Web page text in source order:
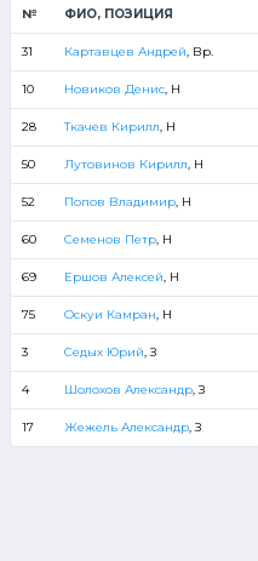
№ ФИО, ПОЗИЦИЯ
31 Картавцев Андрей, Вр.
10 Новиков Денис, Н
28 Ткачев Кирилл, Н
50 Лутовинов Кирилл, Н
52 Попов Владимир, Н
60 Семенов Петр, Н
69 Ершов Алексей, Н
75 Оскуи Камран, Н
3 Седых Юрий, З
4 Шолохов Александр, З
17 Жежель Александр, З